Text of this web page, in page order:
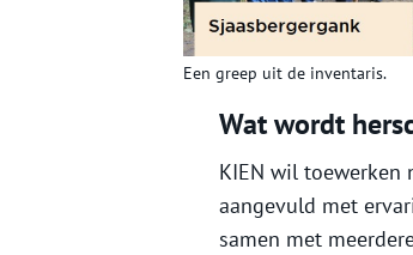
Een greep uit de inventaris.
Wat wordt
KIEN wil toewerken
aangevuld met
samen met